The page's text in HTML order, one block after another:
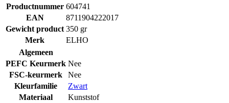
Productnummer 604741
EAN
8711904222017
Gewicht product 350 gr
Merk
ELHO
Algemeen
PEFC Keurmerk Nee
FSC-keurmerk
Nee
Kleurfamilie
Zwart
Materiaal
Kunststof